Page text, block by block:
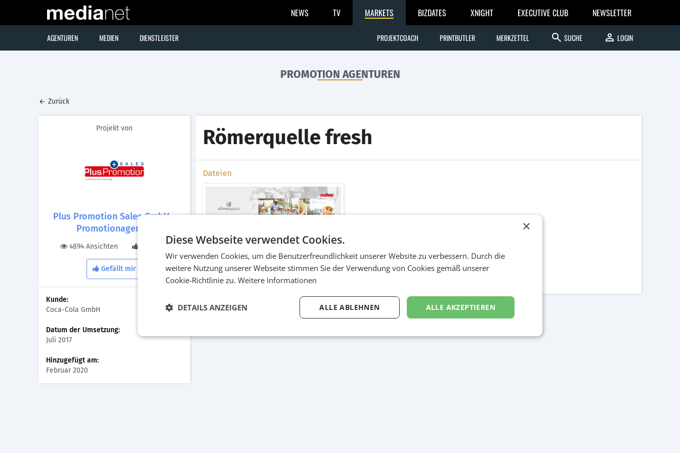
NEWS TV MARKETS BIZDATES XNIGHT EXECUTIVE CLUB NEWSLETTER
AGENTUREN MEDIEN DIENSTLEISTER PROJEKTCOACH PRINTBUTLER MERKZETTEL search SUCHE person LOGIN
PROMOTION AGENTUREN
Zurück
Projekt von
Plus Promotion Sales GmbH -
Promotionagentur
4894 Ansichten 0 Gefällt
Gefällt mir
Kunde:
Coca-Cola GmbH
Datum der Umsetzung:
Juli 2017
Hinzugefügt am:
Februar 2020
Römerquelle fresh
Dateien
Römerquelle fresh
×
Diese Webseite verwendet Cookies.
Wir verwenden Cookies, um die Benutzerfreundlichkeit unserer Website zu verbessern. Durch die
weitere Nutzung unserer Webseite stimmen Sie der Verwendung von Cookies gemäß unserer
Cookie-Richtlinie zu. Weitere Informationen
ALLE AKZEPTIEREN
ALLE ABLEHNEN
DETAILS ANZEIGEN